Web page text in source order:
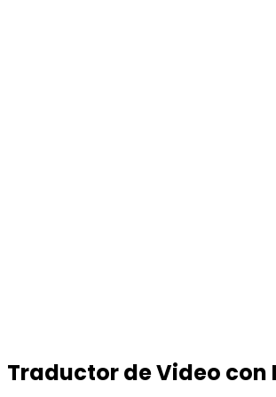
Traductor de Video con